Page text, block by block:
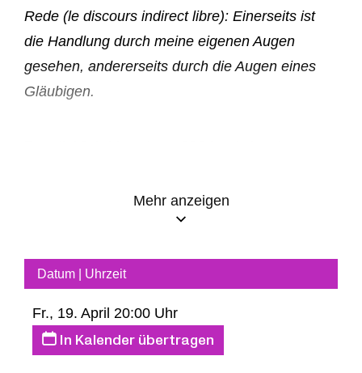
Rede (le discours indirect libre): Einerseits ist
die Handlung durch meine eigenen Augen
gesehen, andererseits durch die Augen eines
Gläubigen.
Matthäus-Evangelium. Er zeigt sein
individuelles Bild dieser Heilsgeschichte, in
der soziale Aspekt Christi Botschaft (Leben,
Sterben und Auferstehung) herausgearbeitet
wird. Jesus ist ein Provokateur, seine Predigten
radikal, er steht für ein Leben auf Erden wo
Mehr anzeigen
Datum | Uhrzeit
Fr., 19. April 20:00 Uhr
In Kalender übertragen